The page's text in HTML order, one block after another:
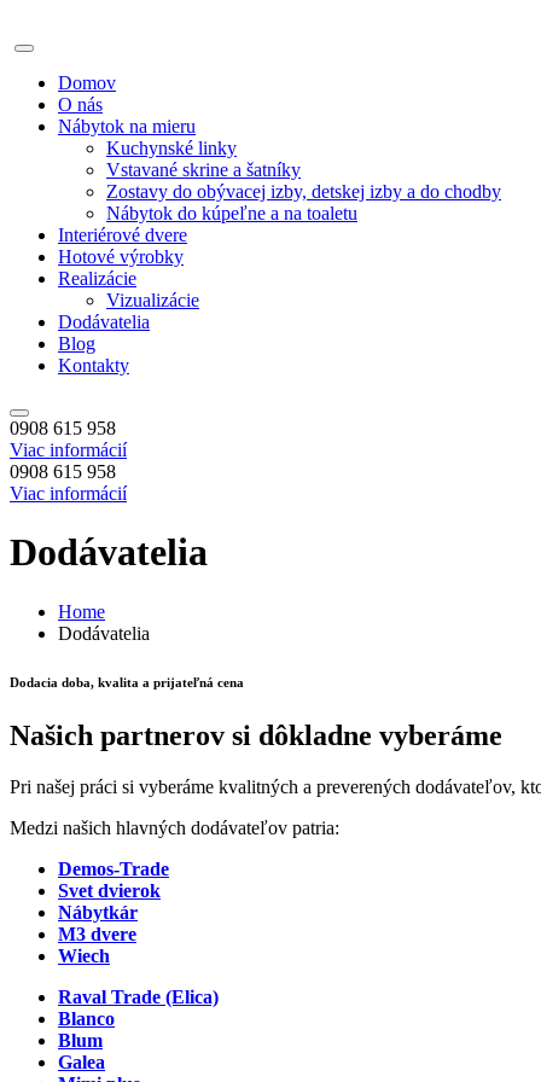
Domov
O nás
Nábytok na mieru
Kuchynské linky
Vstavané skrine a šatníky
Zostavy do obývacej izby, detskej izby a do chodby
Nábytok do kúpeľne a na toaletu
Interiérové dvere
Hotové výrobky
Realizácie
Vizualizácie
Dodávatelia
Blog
Kontakty
0908 615 958
Viac informácií
0908 615 958
Viac informácií
Dodávatelia
Home
Dodávatelia
Dodacia doba, kvalita a prijateľná cena
Našich partnerov si dôkladne vyberáme
Pri našej práci si vyberáme kvalitných a preverených dodávateľov,
Medzi našich hlavných dodávateľov patria:
Demos-Trade
Svet dvierok
Nábytkár
M3 dvere
Wiech
Raval Trade (Elica)
Blanco
Blum
Galea